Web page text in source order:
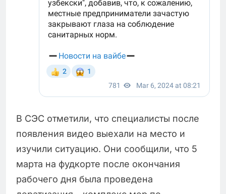
В СЭС отметили, что специалисты после
появления видео выехали на место и
изучили ситуацию. Они сообщили, что 5
марта на фудкорте после окончания
рабочего дня была проведена